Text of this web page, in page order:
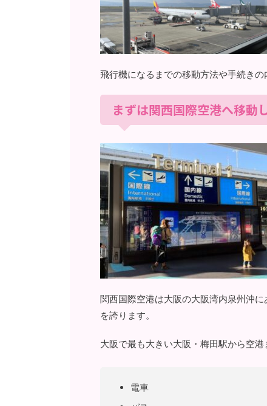
飛行機になるまでの移動方法や手続きの
まずは関西国際空港へ移動
関西国際空港は大阪の大阪湾内泉州沖
を誇ります。
大阪で最も大きい大阪・梅田駅から空港
電車